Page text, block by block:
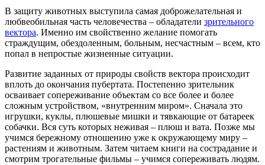
В защиту животных выступила самая доброжелательная и
любвеобильная часть человечества – обладатели зрительного
вектора. Именно им свойственно желание помогать
страждущим, обездоленным, больным, несчастным – всем, кто
попал в непростые жизненные ситуации.
Развитие заданных от природы свойств вектора происходит
вплоть до окончания пубертата. Постепенно зрительник
осваивает сопереживание объектам со все более и более
сложным устройством, «внутренним миром». Сначала это
игрушки, куклы, плюшевые мишки и тявкающие от батареек
собачки. Вся суть которых неживая – плюш и вата. Позже мы
учимся бережному отношению уже к окружающему миру –
растениям и животным. Затем читаем книги на сострадание и
смотрим трогательные фильмы – учимся сопереживать людям.